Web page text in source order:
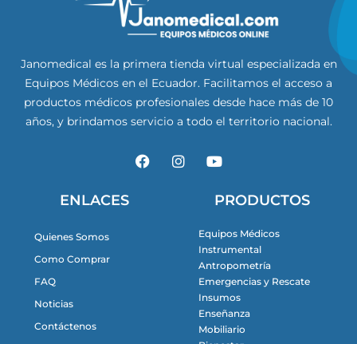
Janomedical es la primera tienda virtual especializada en
Equipos Médicos en el Ecuador. Facilitamos el acceso a
productos médicos profesionales desde hace más de 10
años, y brindamos servicio a todo el territorio nacional.
F
a
I
n
Y
o
t
u
e
ENLACES
Quienes Somos
Como Comprar
FAQ
Noticias
Contáctenos
PRODUCTOS
Equipos Médicos
Instrumental
Antropometría
Emergencias y Rescate
Insumos
Enseñanza
Mobiliario